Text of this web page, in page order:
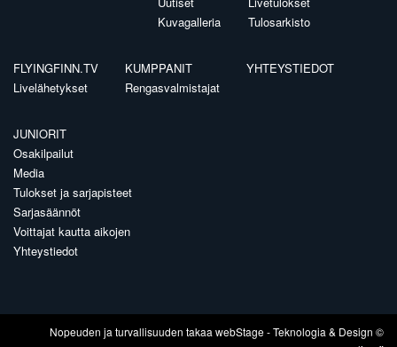
Kuvagalleria
Tulosarkisto
FLYINGFINN.TV
Livelähetykset
KUMPPANIT
Rengasvalmistajat
YHTEYSTIEDOT
JUNIORIT
Osakilpailut
Media
Tulokset ja sarjapisteet
Sarjasäännöt
Voittajat kautta aikojen
Yhteystiedot
Nopeuden ja turvallisuuden takaawebStage- Teknologia & Design ©